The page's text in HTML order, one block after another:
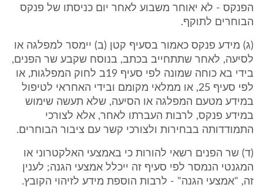
הפנקס - לא יאוחר משבוע לאחר יום כניסתו של פנקס
הבוחרים לתוקף.
(ג) מידע פנקס כאמור בסעיף קטן (ב) יימסר למפלגה או
לסיעה, לאחר שתתחייב בכתב, בנוסח שקבע שר הפנים,
בידי בא כוחה שמונה לפי סעיף 19ב לחוק המפלגות, או
לפי סעיף 25, או ממלאי מקומם ובידי האחראי לטיפול
במידע מטעם המפלגה או הסיעה, שלא תעשה שימוש
במידע פנקס, לרבות העברתו לאחר, אלא לצורכי
התמודדותה בבחירות ולצורכי קשר עם ציבור הבוחרים.
(ד) שר הפנים רשאי להורות כי באמצעי האלקטרוני או
המגנטי הנמסר לפי סעיף זה ייכלל אמצעי הגנה; לענין
זה, "אמצעי הגנה" - לרבות הוספת מידע לזיהוי הקובץ.